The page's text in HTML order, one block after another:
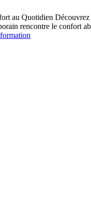
au Quotidien
rencontre le confort